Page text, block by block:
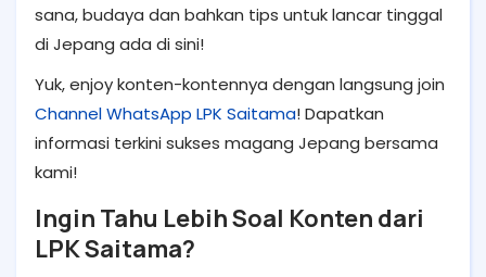
sana, budaya dan bahkan tips untuk lancar tinggal
di Jepang ada di sini!
Yuk, enjoy konten-kontennya dengan langsung join
Channel WhatsApp LPK Saitama! Dapatkan
informasi terkini sukses magang Jepang bersama
kami!
Ingin Tahu Lebih Soal Konten dari
LPK Saitama?